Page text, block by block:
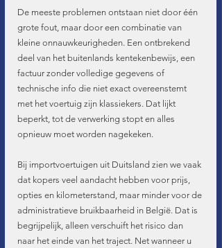
De meeste problemen ontstaan niet door één
grote fout, maar door een combinatie van
kleine onnauwkeurigheden. Een ontbrekend
deel van het buitenlands kentekenbewijs, een
factuur zonder volledige gegevens of
technische info die niet exact overeenstemt
met het voertuig zijn klassiekers. Dat lijkt
beperkt, tot de verwerking stopt en alles
opnieuw moet worden nagekeken.
Bij importvoertuigen uit Duitsland zien we vaak
dat kopers veel aandacht hebben voor prijs,
opties en kilometerstand, maar minder voor de
administratieve bruikbaarheid in België. Dat is
begrijpelijk, alleen verschuift het risico dan
naar het einde van het traject. Net wanneer u